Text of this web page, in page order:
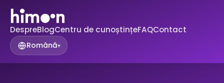
DespreBlogCentru de cunoștințeFAQContact
Română▾